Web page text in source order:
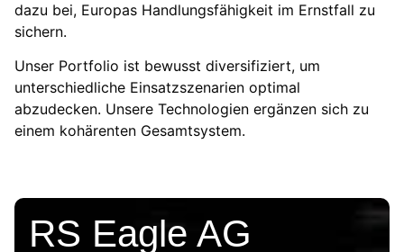
dazu bei, Europas Handlungsfähigkeit im Ernstfall zu
sichern.
Unser Portfolio ist bewusst diversifiziert, um
unterschiedliche Einsatzszenarien optimal
abzudecken. Unsere Technologien ergänzen sich zu
einem kohärenten Gesamtsystem.
RS Eagle AG